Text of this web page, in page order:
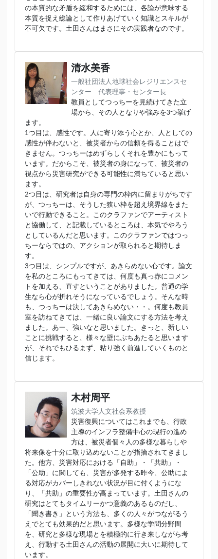
の本質的な矛盾を緩和するためには、各論が意味する
本質を捉え総論として作りあげていく知識とスキルが
不可欠です。土田さんはまさにその実践者なのです。
清水美香
一般社団法人地球社会レジリエンスセ
ンター 代表理事・センター長
教員としてつっちーを見続けてきた立
場から、その人となりや強みを3つ挙げ
ます。
1つ目は、感性です。人に寄り添う心とか、人としての
感性が伴わないと、被災者からの信頼を得ることはで
きません。つっちーはめずらしくそれを豊かにもって
います。だからこそ、被災者の身になって、被災者の
視点から災害研究ができる可能性に満ちていると思い
ます。
2つ目は、研究者は自身の専門の枠内に留まりがちです
が、つっちーは、そうした狭い枠を超え境界線をまた
いで行動できること。このクラファンでアーティスト
と協働して、と記載しているところは、本気でやろう
としているんだと思います。このクラファンではつっ
ちーならではの、アクションが取られると期待しま
す。
3つ目は、シンプルですが、あきらめない心です。論文
を私のところにもってきては、何度も真っ赤にコメン
トを加える、直すということがありました。普通の学
生なら心が折れそうになっているでしょう。そんな時
も、つっちーは決してあきらめない・・。何度も教員
室を訪ねてきては、一緒に良い論文にする方法を考え
ました。あー、強いなと思いました。きっと、新しい
ことに挑戦すると、様々な壁にぶちあたると思います
が、それでもひるまず、粘り強く前進していくものと
信じます。
木村周平
筑波大学人文社会系教授
災害復興についてはこれまでも、行政
主導のインフラ整備中心の現行の進め
方は、被災者個々人の多様な暮らしや
将来像を十分に取り込めないことが指摘されてきまし
た。他方、災害対応における「自助」・「共助」・
「公助」に関しても、災害が多発する昨今、公助によ
る対応がカバーしきれない状況が目に付くようにな
り、「共助」の重要性が高まっています。土田さんの
研究はとてもタイムリーかつ意義のあるものだし、
「聞き書き」という方法も、多くの人々がつながるう
えでとても効果的だと思います。多様な学問分野間
を、研究と多様な現場とを積極的に行き来しながら考
え、行動する土田さんの活動の展開に大いに期待して
います。